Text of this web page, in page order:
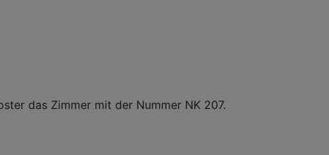
das Zimmer mit der Nummer NK 207.